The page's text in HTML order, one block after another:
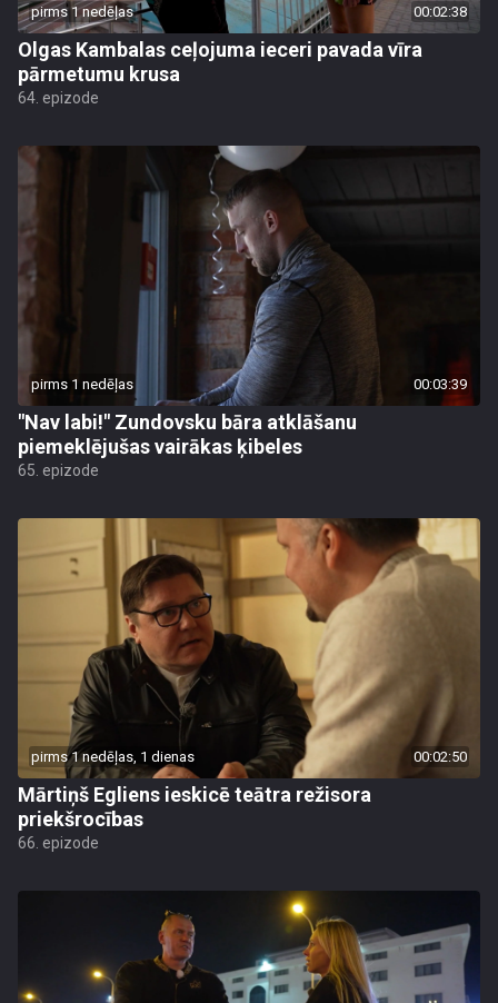
pirms 1 nedēļas 00:02:38
Olgas Kambalas ceļojuma ieceri pavada vīra
pārmetumu krusa
64. epizode
pirms 1 nedēļas 00:03:39
"Nav labi!" Zundovsku bāra atklāšanu
piemeklējušas vairākas ķibeles
65. epizode
pirms 1 nedēļas, 1 dienas 00:02:50
Mārtiņš Egliens ieskicē teātra režisora
priekšrocības
66. epizode